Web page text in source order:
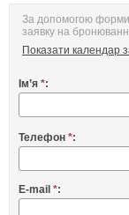
За допомогою
заявку на
Показати календар
Ім’я *:
Телефон *:
E-mail *: